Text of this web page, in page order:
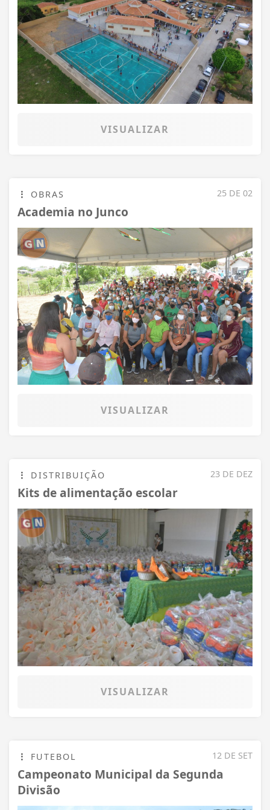
VISUALIZAR
25 DE 02
OBRAS
Academia no Junco
VISUALIZAR
23 DE DEZ
DISTRIBUIÇÃO
Kits de alimentação escolar
VISUALIZAR
12 DE SET
FUTEBOL
Campeonato Municipal da Segunda
Divisão